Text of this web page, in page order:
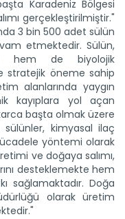
Karadeniz Bölgesi
gerçekleştirilmiştir."
3 bin 500 adet sülün
etmektedir. Sülün,
hem de biyolojik
stratejik öneme sahip
alanlarında yaygın
kayıplara yol açan
başta olmak üzere
sülünler, kimyasal ilaç
yöntemi olarak
ve doğaya salımı,
desteklemekte hem
sağlamaktadır. Doğa
olarak üretim
mikroklimada